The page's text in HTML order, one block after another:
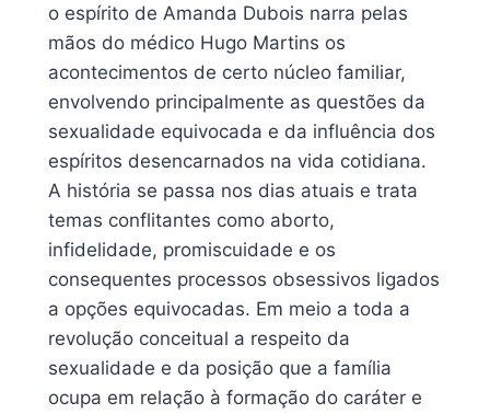
o espírito de Amanda Dubois narra pelas
mãos do médico Hugo Martins os
acontecimentos de certo núcleo familiar,
envolvendo principalmente as questões da
sexualidade equivocada e da influência dos
espíritos desencarnados na vida cotidiana.
A história se passa nos dias atuais e trata
temas conflitantes como aborto,
infidelidade, promiscuidade e os
consequentes processos obsessivos ligados
a opções equivocadas. Em meio a toda a
revolução conceitual a respeito da
sexualidade e da posição que a família
ocupa em relação à formação do caráter e